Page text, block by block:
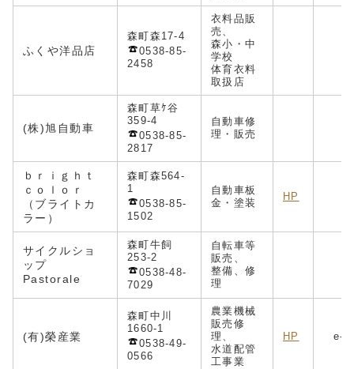
ふくや洋品店
森町森17-4
0538-85-
2458
衣料品販
売、
森小・中
学校
体育衣料
取扱店
(株)旭自動車
森町草ｹ谷
359-4
0538-85-
2817
自動車修
理・販売
ｂｒｉｇｈｔ
ｃｏｌｏｒ
（ブライトカ
ラー）
森町森564-
1
0538-85-
1502
自動車板
金・塗装
HP
サイクルショ
ップ
Pastorale
森町牛飼
253-2
0538-48-
7029
自転車等
販売、
整備、修
理
(有)榮産業
森町中川
1660-1
0538-49-
0566
農業機械
販売修
理、
水道配管
工事業
HP e-